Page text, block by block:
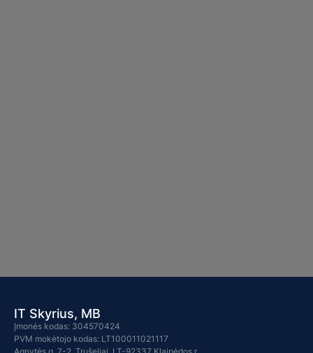
IT Skyrius, MB
Įmonės kodas: 304570424
PVM mokėtojo kodas: LT100011021117